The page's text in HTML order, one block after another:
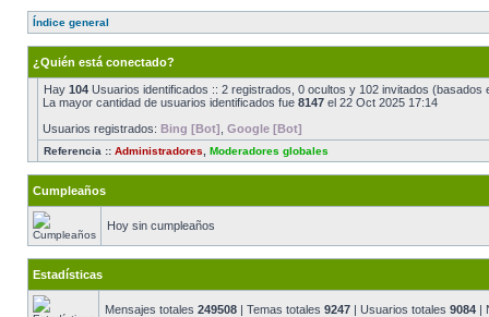
Índice general
¿Quién está conectado?
Hay 104 Usuarios identificados :: 2 registrados, 0 ocultos y 102 invitados
La mayor cantidad de usuarios identificados fue 8147 el 22 Oct 2025 17:14
Usuarios registrados: Bing [Bot] Google [Bot]
Referencia :: Administradores Moderadores globales
Cumpleaños
Hoy sin cumpleaños
Estadísticas
Mensajes totales 249508 | Temas totales 9247 | Usuarios totales 9084 |